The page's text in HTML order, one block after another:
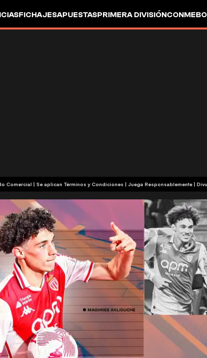
FICHAJESAPUESTASPRIMERA DIVISIÓN
+18 | Contenido Comercial | Se aplican Términos y Condiciones | Juega Responsablemente|